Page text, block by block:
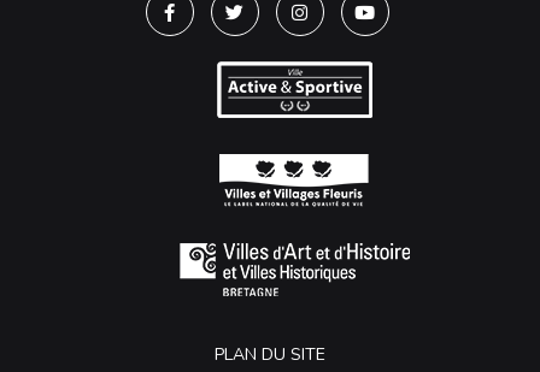
Lien vers le compte Facebook
Lien vers le compte Twitter
Lien vers le compte
Lien vers la chaîne
PLAN DU SITE